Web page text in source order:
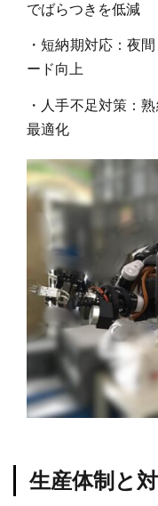
でばらつきを低減
・短納期対応：夜
ード向上
・人手不足対策：
最適化
生産体制と